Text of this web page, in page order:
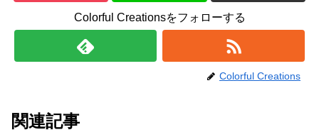
Colorful Creationsをフォローする
Colorful Creations
関連記事